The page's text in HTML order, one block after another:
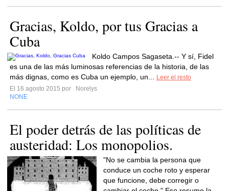
Gracias, Koldo, por tus Gracias a
Cuba
Koldo Campos Sagaseta.-- Y sí, Fidel
es una de las más luminosas referencias de la historia, de las
más dignas, como es Cuba un ejemplo, un...
Leer el resto
El 16 agosto 2015 por
Norelys
NONE
El poder detrás de las políticas de
austeridad: Los monopolios.
"No se cambia la persona que
conduce un coche roto y esperar
que funcione, debe corregir o